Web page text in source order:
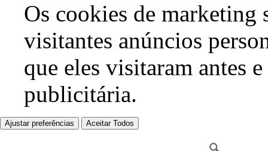
Os cookies de marketing
visitantes anúncios
que eles visitaram antes
publicitária.
Ajustar preferências Aceitar Todos